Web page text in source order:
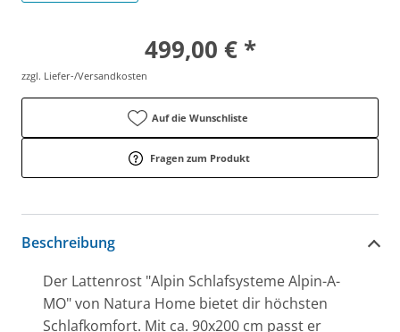
499,00 € *
zzgl. Liefer-/Versandkosten
Auf die Wunschliste
Fragen zum Produkt
Beschreibung
Der Lattenrost "Alpin Schlafsysteme Alpin-A-
MO" von Natura Home bietet dir höchsten
Schlafkomfort. Mit ca. 90x200 cm passt er